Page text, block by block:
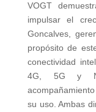
VOGT
impulsar el
Goncalves,
propósito de
conectividad
4G, 5G y
su uso. Ambas